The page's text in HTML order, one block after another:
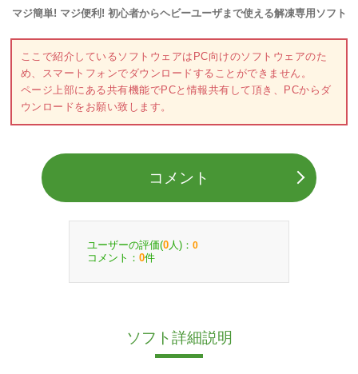
マジ簡単! マジ便利! 初心者からヘビーユーザまで使える解凍専用ソフト
ここで紹介しているソフトウェアはPC向けのソフトウェアのた
め、スマートフォンでダウンロードすることができません。
ページ上部にある共有機能でPCと情報共有して頂き、PCからダ
ウンロードをお願い致します。
コメント
ユーザーの評価(0 人)： 0
コメント： 0件
ソフト詳細説明